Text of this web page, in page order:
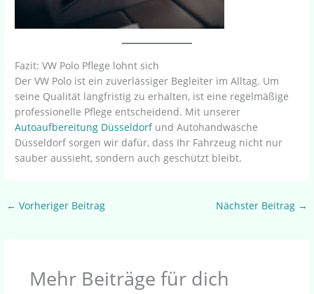
Fazit: VW Polo Pflege lohnt sich
Der VW Polo ist ein zuverlässiger Begleiter im Alltag. Um
seine Qualität langfristig zu erhalten, ist eine regelmäßige
professionelle Pflege entscheidend. Mit unserer
Autoaufbereitung Düsseldorfund Autohandwäsche
Düsseldorf sorgen wir dafür, dass Ihr Fahrzeug nicht nur
sauber aussieht, sondern auch geschützt bleibt.
← Vorheriger Beitrag Nächster Beitrag →
Mehr Beiträge für dich